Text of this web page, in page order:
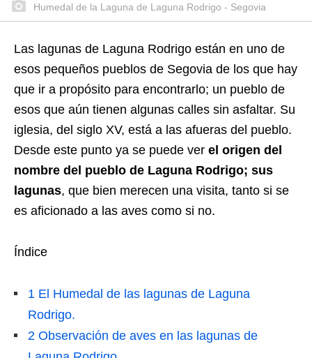
Humedal de la Laguna de Laguna Rodrigo - Segovia
Las lagunas de Laguna Rodrigo están en uno de
esos pequeños pueblos de Segovia de los que hay
que ir a propósito para encontrarlo; un pueblo de
esos que aún tienen algunas calles sin asfaltar. Su
iglesia, del siglo XV, está a las afueras del pueblo.
Desde este punto ya se puede ver el origen del
nombre del pueblo de Laguna Rodrigo; sus
lagunas, que bien merecen una visita, tanto si se
es aficionado a las aves como si no.
Índice
1 El Humedal de las lagunas de Laguna
Rodrigo.
2 Observación de aves en las lagunas de